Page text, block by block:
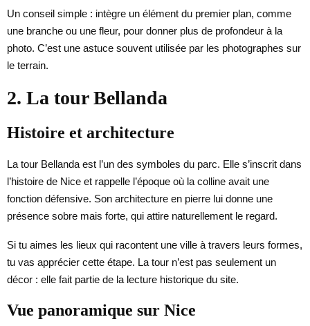
Un conseil simple : intègre un élément du premier plan, comme
une branche ou une fleur, pour donner plus de profondeur à la
photo. C’est une astuce souvent utilisée par les photographes sur
le terrain.
2. La tour Bellanda
Histoire et architecture
La tour Bellanda est l’un des symboles du parc. Elle s’inscrit dans
l’histoire de Nice et rappelle l’époque où la colline avait une
fonction défensive. Son architecture en pierre lui donne une
présence sobre mais forte, qui attire naturellement le regard.
Si tu aimes les lieux qui racontent une ville à travers leurs formes,
tu vas apprécier cette étape. La tour n’est pas seulement un
décor : elle fait partie de la lecture historique du site.
Vue panoramique sur Nice